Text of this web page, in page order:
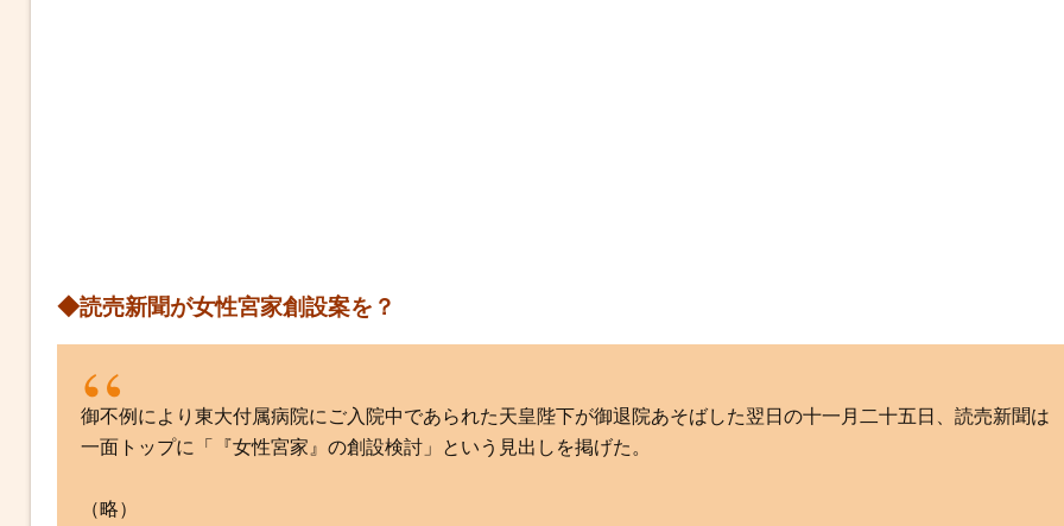
◆読売新聞が女性宮家創設案を？
御不例により東大付属病院にご入院中であられた天皇陛下が御退院あそばした翌日の十一月二十五日、読売新聞は
一面トップに「『女性宮家』の創設検討」という見出しを掲げた。
（略）